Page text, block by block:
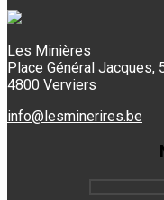
Les Minières
Place Général Jacques,
4800 Verviers
info@lesminerires.be